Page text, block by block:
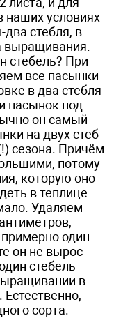
наших условиях
стебля, в
выращивания.
стебель? При
все пасынки
в два стебля
пасынок под
он самый
на двух стеб­
сезона. Причём
потому
которую оно
в теплице
Удаляем
один
он не вырос
стебель
в
сор­та.